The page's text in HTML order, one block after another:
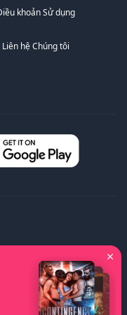
chỉ cơ thể tôi, mà còn
khoản Sử dụng
Liên hệ Chúng tôi
H I
J
U V